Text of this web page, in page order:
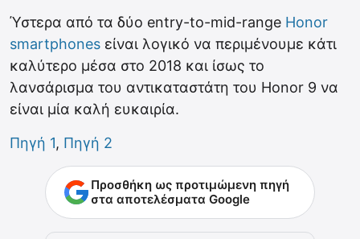
Ύστερα από τα δύο entry-to-mid-range Honor
smartphones είναι λογικό να περιμένουμε κάτι
καλύτερο μέσα στο 2018 και ίσως το
λανσάρισμα του αντικαταστάτη του Honor 9 να
είναι μία καλή ευκαιρία.
Πηγή 1, Πηγή 2
Προσθήκη ως προτιμώμενη πηγή
στα αποτελέσματα Google